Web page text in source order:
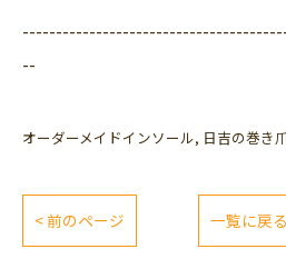
--
オーダーメイドインソール 日吉の巻き
< 前のページ 一覧に戻る